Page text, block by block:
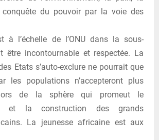
du pouvoir par la voie des
à l’échelle de l’ONU dans la sous-
être incontournable et respectée. La
Etats s’auto-exclure ne pourrait que
les populations n’accepteront plus
de la sphère qui promeut le
et la construction des grands
La jeunesse africaine est aux